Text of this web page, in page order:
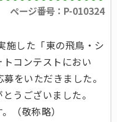
ページ番号：P-010324
施した「東の飛鳥・シ
コンテストにおい
をいただきました。
うございました。
（敬称略）